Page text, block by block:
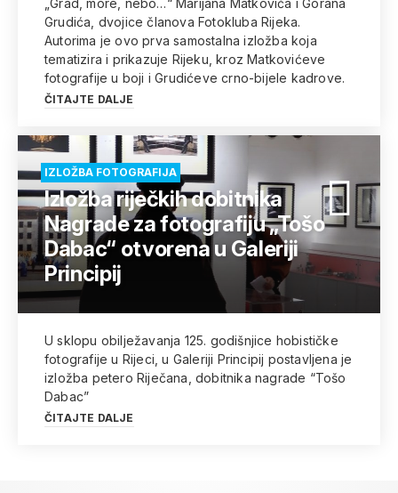
„Grad, more, nebo…“ Marijana Matkovića i Gorana
Grudića, dvojice članova Fotokluba Rijeka.
Autorima je ovo prva samostalna izložba koja
tematizira i prikazuje Rijeku, kroz Matkovićeve
fotografije u boji i Grudićeve crno-bijele kadrove.
ČITAJTE DALJE
IZLOŽBA FOTOGRAFIJA
Izložba riječkih dobitnika
Nagrade za fotografiju „Tošo
Dabac“ otvorena u Galeriji
Principij
U sklopu obilježavanja 125. godišnjice hobističke
fotografije u Rijeci, u Galeriji Principij postavljena je
izložba petero Riječana, dobitnika nagrade “Tošo
Dabac”
ČITAJTE DALJE